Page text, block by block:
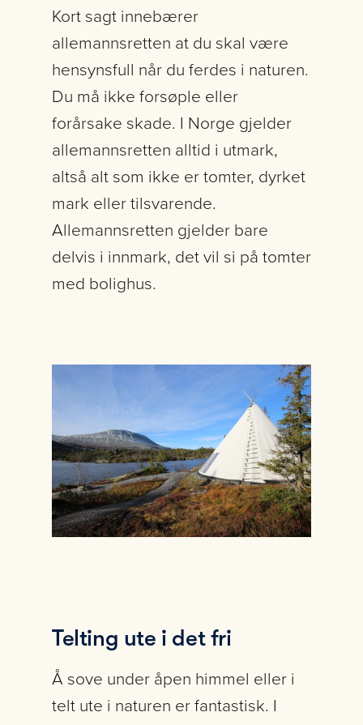
Kort sagt innebærer
allemannsretten at du skal være
hensynsfull når du ferdes i naturen.
Du må ikke forsøple eller
forårsake skade. I Norge gjelder
allemannsretten alltid i utmark,
altså alt som ikke er tomter, dyrket
mark eller tilsvarende.
Allemannsretten gjelder bare
delvis i innmark, det vil si på tomter
med bolighus.
Telting ute i det fri
Å sove under åpen himmel eller i
telt ute i naturen er fantastisk. I